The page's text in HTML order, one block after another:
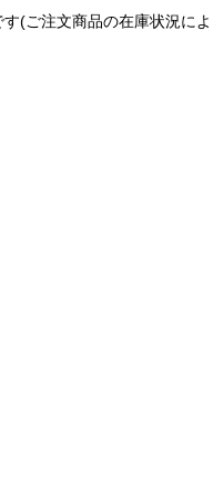
す(ご注文商品の在庫状況によ